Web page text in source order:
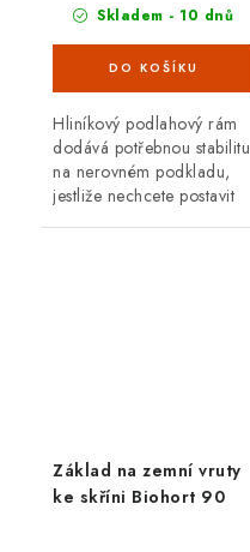
Skladem - 10 dnů
Hliníkový podlahový rám
dodává potřebnou stabilitu
na nerovném podkladu,
jestliže nechcete postavit
Základ na zemní vruty
ke skříni Biohort 90